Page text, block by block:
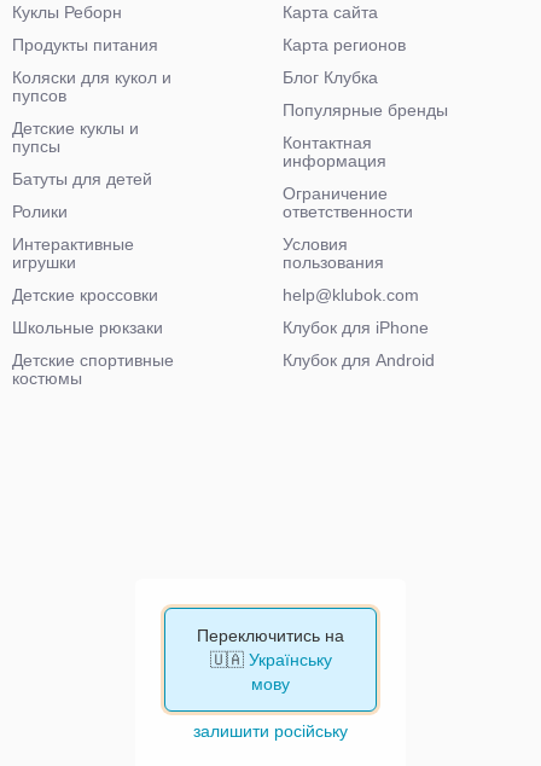
Куклы Реборн
Продукты питания
Коляски для кукол и
пупсов
Детские куклы и
пупсы
Батуты для детей
Ролики
Интерактивные
игрушки
Детские кроссовки
Школьные рюкзаки
Детские спортивные
костюмы
Карта сайта
Карта регионов
Блог Клубка
Популярные бренды
Контактная
информация
Ограничение
ответственности
Условия
пользования
help@klubok.com
Клубок для iPhone
Клубок для Android
Переключитись на
🇺🇦 Українську
мову
залишити російську